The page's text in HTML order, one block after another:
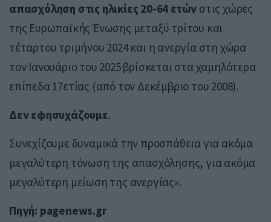
απασχόληση στις ηλικίες 20-64 ετών στις χώρες
της Ευρωπαϊκής Ένωσης μεταξύ τρίτου και
τέταρτου τριμήνου 2024 και η ανεργία στη χώρα
τον Ιανουάριο του 2025 βρίσκεται στα χαμηλότερα
επίπεδα 17ετίας (από τον Δεκέμβριο του 2008).
Δεν εφησυχάζουμε.
Συνεχίζουμε δυναμικά την προσπάθεια για ακόμα
μεγαλύτερη τόνωση της απασχόλησης, για ακόμα
μεγαλύτερη μείωση της ανεργίας».
Πηγή: pagenews.gr